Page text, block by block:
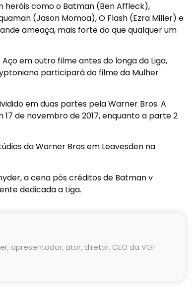
heróis como o Batman (Ben Affleck),
(Jason Momoa), O Flash (Ezra Miller) e
ameaça, mais forte do que qualquer um
em outro filme antes do longa da Liga,
participará do filme da Mulher
em duas partes pela Warner Bros. A
de novembro de 2017, enquanto a parte 2
da Warner Bros em Leavesden na
a cena pós créditos de Batman v
dedicada a Liga.
apresentador, ator, diretor, CEO da VGF